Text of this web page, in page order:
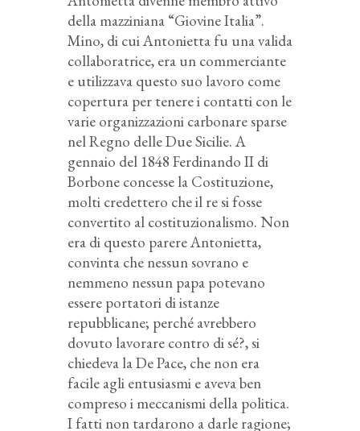
della mazziniana “Giovine Italia”.
Mino, di cui Antonietta fu una valida
collaboratrice, era un commerciante
e utilizzava questo suo lavoro come
copertura per tenere i contatti con le
varie organizzazioni carbonare sparse
nel Regno delle Due Sicilie. A
gennaio del 1848 Ferdinando II di
Borbone concesse la Costituzione,
molti credettero che il re si fosse
convertito al costituzionalismo. Non
era di questo parere Antonietta,
convinta che nessun sovrano e
nemmeno nessun papa potevano
essere portatori di istanze
repubblicane; perché avrebbero
dovuto lavorare contro di sé?, si
chiedeva la De Pace, che non era
facile agli entusiasmi e aveva ben
compreso i meccanismi della politica.
I fatti non tardarono a darle ragione;